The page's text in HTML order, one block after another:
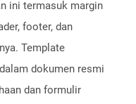
ini termasuk margin
footer, dan
Template
dokumen resmi
dan formulir